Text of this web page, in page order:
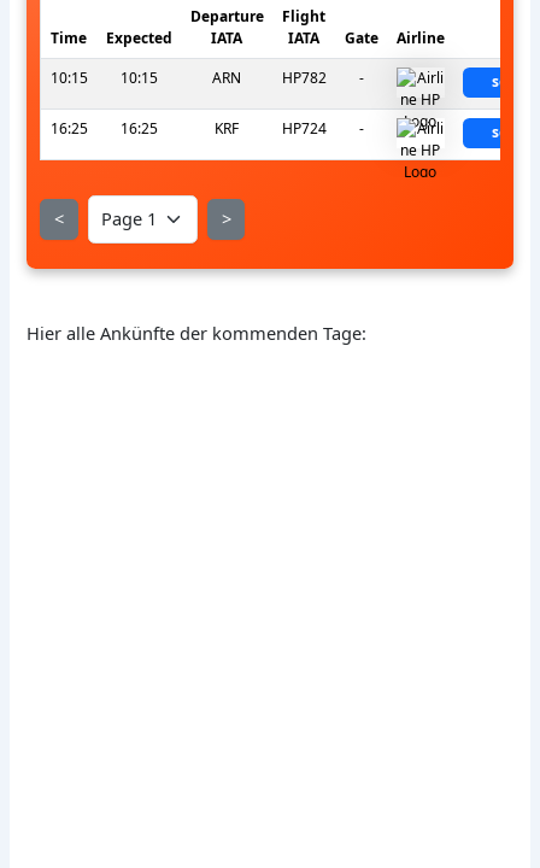
Time Expected
Departure
IATA
Flight
IATA
Gate Airline
10:15
10:15 ARN HP782 -
16:25 16:25 KRF HP724 -
< >
Hier alle Ankünfte der kommenden Tage: